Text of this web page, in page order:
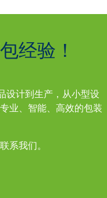
经验！
设计到生产，从小型设
业、智能、高效的包装
系我们。